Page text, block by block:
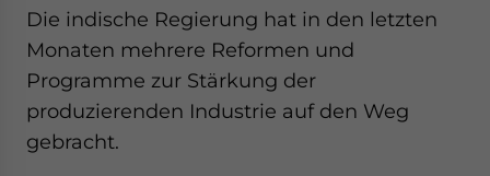
Die indische Regierung hat in den letzten
Monaten mehrere Reformen und
Programme zur Stärkung der
produzierenden Industrie auf den Weg
gebracht.